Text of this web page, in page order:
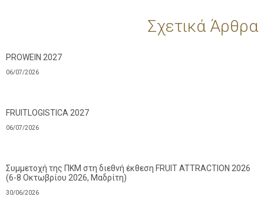
Σχετικά Άρθρα
PROWEIN 2027
06/07/2026
FRUITLOGISTICA 2027
06/07/2026
Συμμετοχή της ΠΚΜ στη διεθνή έκθεση FRUIT ATTRACTION 2026
(6-8 Οκτωβρίου 2026, Μαδρίτη)
30/06/2026